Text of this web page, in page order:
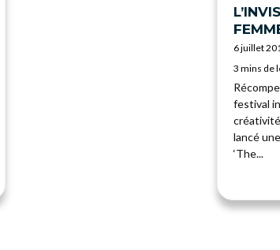
6 juillet
3 mins de
festival
lancé
‘The...